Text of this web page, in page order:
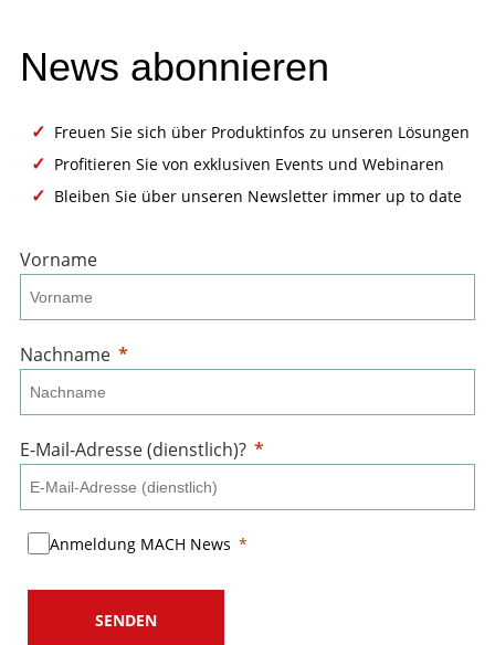
News abonnieren
✓ Freuen Sie sich über Produktinfos zu unseren Lösungen
✓ Profitieren Sie von exklusiven Events und Webinaren
✓ Bleiben Sie über unseren Newsletter immer up to date
Vorname
Nachname
E-Mail-Adresse (dienstlich)?
Anmeldung MACH News
SENDEN